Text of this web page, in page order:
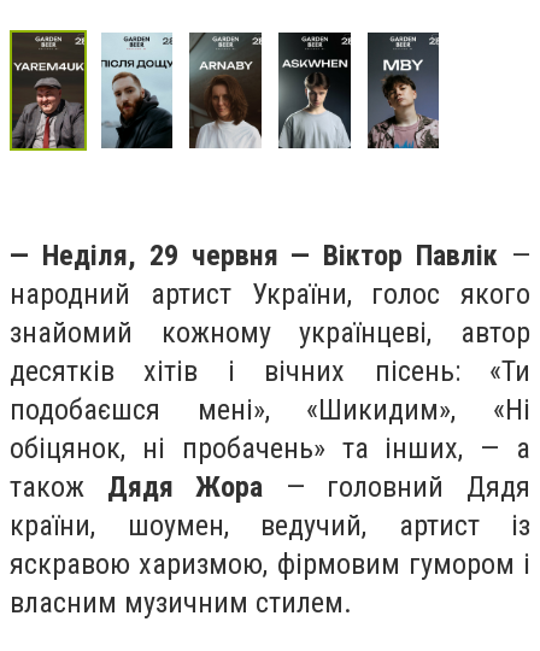
— Неділя, 29 червня — Віктор Павлік —
народний артист України, голос якого
знайомий кожному українцеві, автор
десятків хітів і вічних пісень: «Ти
подобаєшся мені», «Шикидим», «Ні
обіцянок, ні пробачень» та інших, — а
також Дядя Жора — головний Дядя
країни, шоумен, ведучий, артист із
яскравою харизмою, фірмовим гумором і
власним музичним стилем.